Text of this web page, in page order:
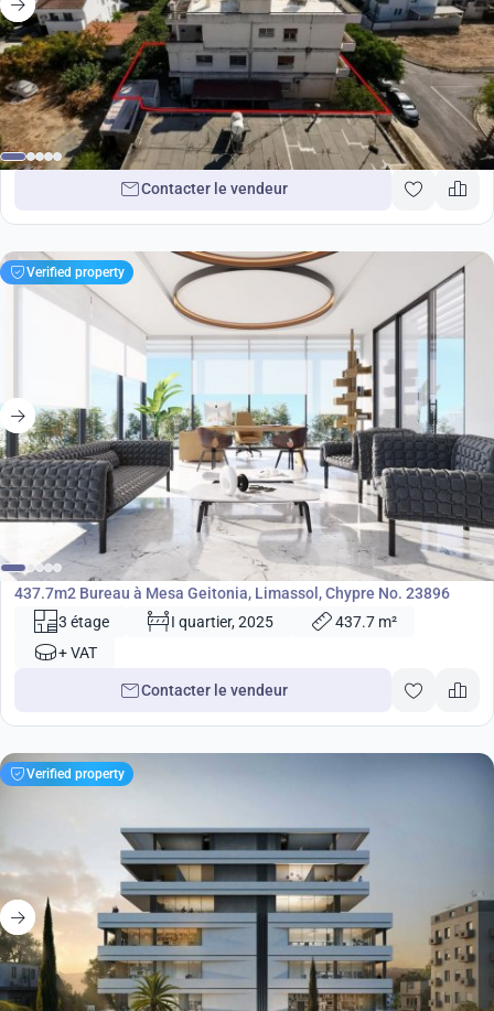
€520 000
Propriétés à Limassol, Chypre No. 37961
Contacter le vendeur
Verified property
2 998 000
Bureau
437.7m2 Bureau à Mesa Geitonia, Limassol, Chypre No. 23896
3 étage
I quartier, 2025
437.7 m²
+ VAT
Contacter le vendeur
Verified property